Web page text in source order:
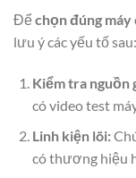
Để chọn đúng
lưu ý các yếu tố sau:
Kiểm tra nguồn
có video test
Linh kiện lõi:
có thương hiệu